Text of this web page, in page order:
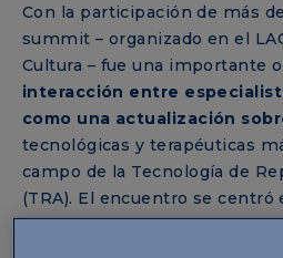
Con la participación de más
summit – organizado en el
Cultura – fue una importante
interacción entre
como una actualización
tecnológicas y terapéuticas
campo de la Tecnología de
(TRA). El encuentro se centró
las mejores prácticas y el